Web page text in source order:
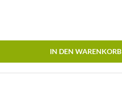
IN DEN WARENKORB